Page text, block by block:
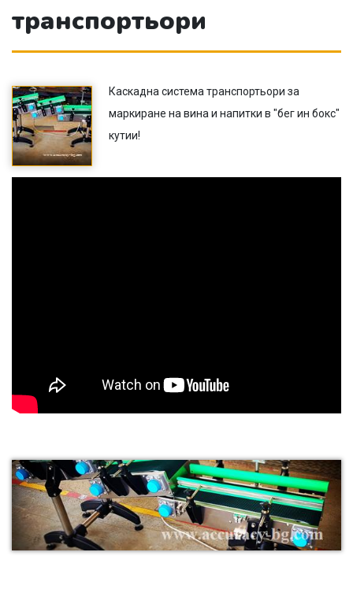
транспортьори
Каскадна система транспортьори за
маркиране на вина и напитки в "бег ин бокс"
кутии!